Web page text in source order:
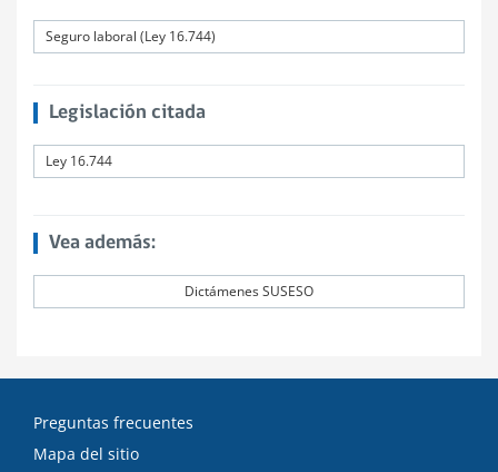
Seguro laboral (Ley 16.744)
Legislación citada
Ley 16.744
Vea además:
Dictámenes SUSESO
Preguntas frecuentes
Mapa del sitio